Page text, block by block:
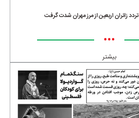
تردد زائران اربعین از مرز مهران شدت گرفت
•••
بیشتر